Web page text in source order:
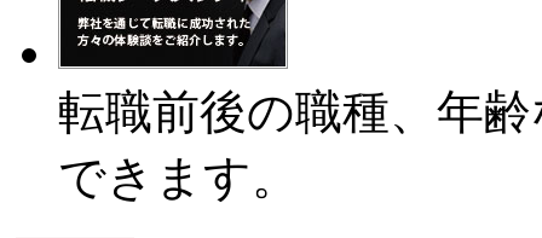
転職前後の職種、年
できます。